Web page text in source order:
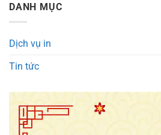
DANH MỤC
Dịch vụ in
Tin tức